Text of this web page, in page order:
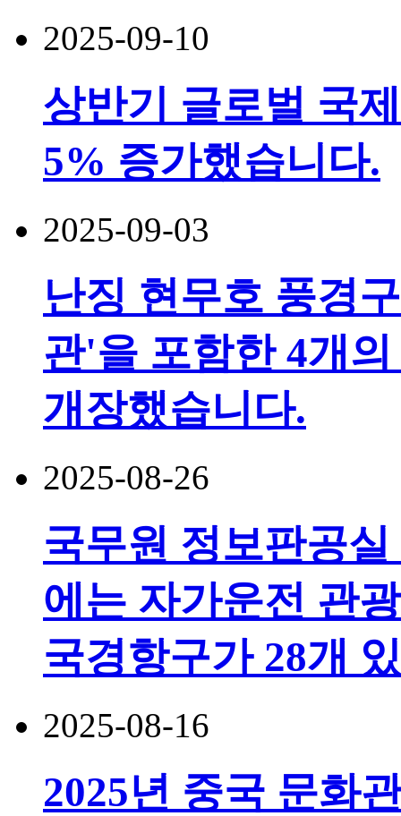
2025-09-10
상반기 글로벌 국
5% 증가했습니다.
2025-09-03
난징 현무호 풍경
관'을 포함한 4개
개장했습니다.
2025-08-26
국무원 정보판공
에는 자가운전 관
국경항구가 28개
2025-08-16
2025년 중국 문화